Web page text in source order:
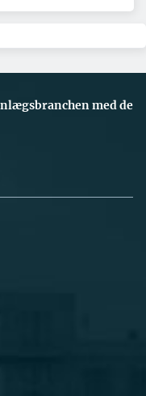
med de